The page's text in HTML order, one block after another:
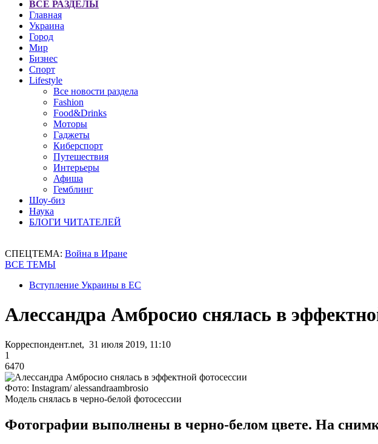
ВСЕ РАЗДЕЛЫ
Главная
Украина
Город
Мир
Бизнес
Спорт
Lifestyle
Все новости раздела
Fashion
Food&Drinks
Моторы
Гаджеты
Киберспорт
Путешествия
Интерьеры
Афиша
Гемблинг
Шоу-биз
Наука
БЛОГИ ЧИТАТЕЛЕЙ
СПЕЦТЕМА: Война в Иране
ВСЕ ТЕМЫ
Вступление Украины в ЕС
Алессандра Амбросио снялась в
Корреспондент.net, 31 июля 2019, 11:10
1
6470
Фото: Instagram/ alessandraambrosio
Модель снялась в черно-белой фотосессии
Фотографии выполнены в черно-белом цвете. На